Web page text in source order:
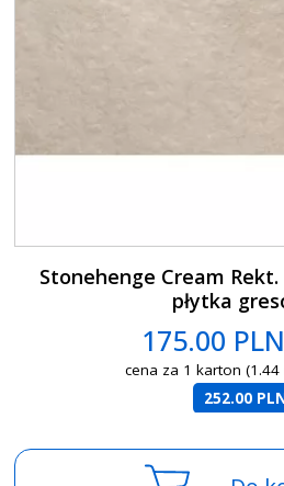
Stonehenge Cream
płytka
175.00
cena za 1 karton
252.00